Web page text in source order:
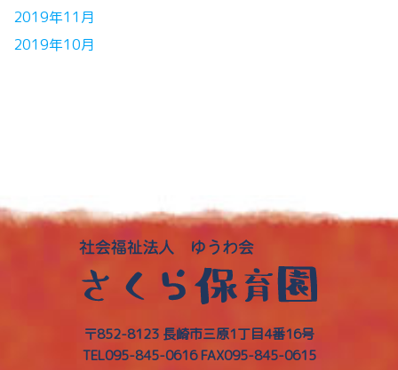
2019年11月
2019年10月
〒852-8123 長崎市三原1丁目4番16号
TEL095-845-0616FAX095-845-0615